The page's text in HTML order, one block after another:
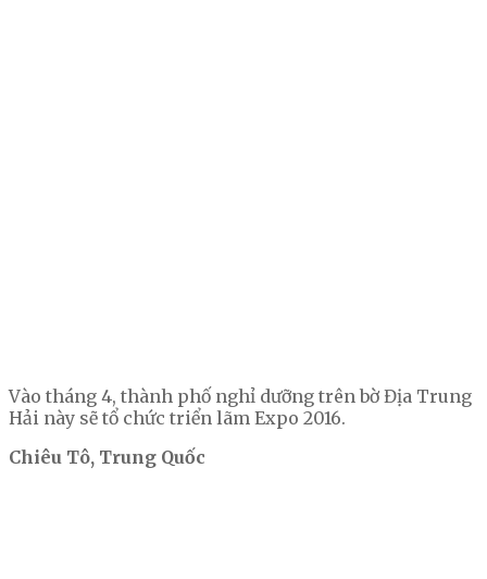
Vào tháng 4, thành phố nghỉ dưỡng trên bờ Địa Trung
Hải này sẽ tổ chức triển lãm Expo 2016.
Chiêu Tô, Trung Quốc